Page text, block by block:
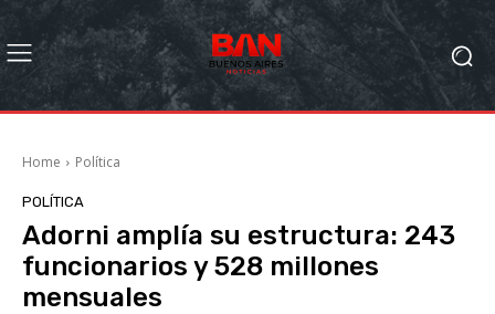
Home Política
POLÍTICA
Adorni amplía su estructura: 243
funcionarios y 528 millones
mensuales